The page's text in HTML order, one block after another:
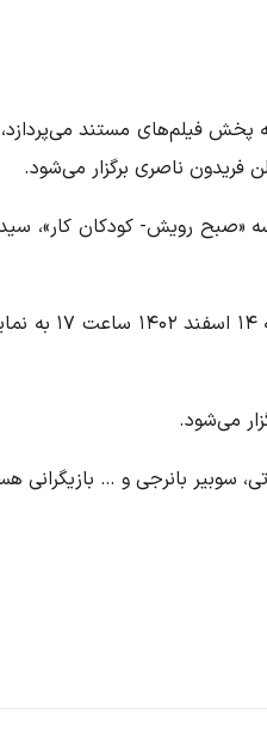
پخش فیلم‌های مستند
رویش- کودکان کار»،
همچنین، پانصد
می‌شود.
سوبیر بانرجی و …